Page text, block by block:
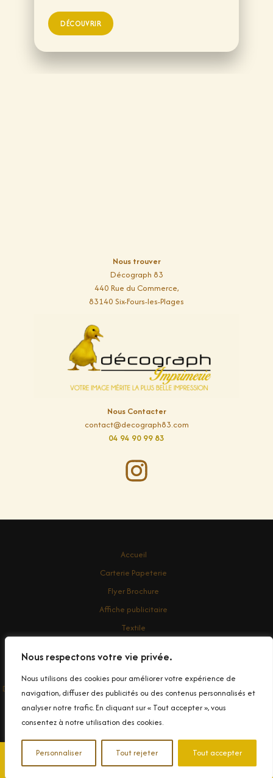
Nous respectons votre vie privée.
Nous utilisons des cookies pour améliorer votre expérience de
navigation, diffuser des publicités ou des contenus personnalisés et
analyser notre trafic. En cliquant sur « Tout accepter », vous
consentez à notre utilisation des cookies.
Personnaliser Tout rejeter Tout accepter
Nous trouver
Décograph 83
440 Rue du Commerce,
83140 Six-Fours-les-Plages
Nous Contacter
contact@decograph83.com
04 94 90 99 83
Accueil
Carterie Papeterie
Flyer Brochure
Affiche publicitaire
Textile
Contact
Droit d'auteur © 2026 Conception et impression de Banderole Publicitaire
dans le Var
✉️ Contactez-nous